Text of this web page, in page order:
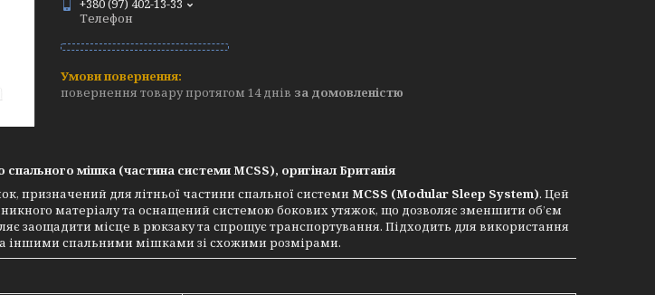
+380 (97) 402-13-33
Телефон
повернення товару протягом 14 днів за домовленістю
мішка (частина системи MCSS), оригінал Британія
призначений для літньої частини спальної системи MCSS (Modular Sleep System). Цей
матеріалу та оснащений системою бокових утяжок, що дозволяє зменшити об’єм
заощадити місце в рюкзаку та спрощує транспортування. Підходить для використання
іншими спальними мішками зі схожими розмірами.